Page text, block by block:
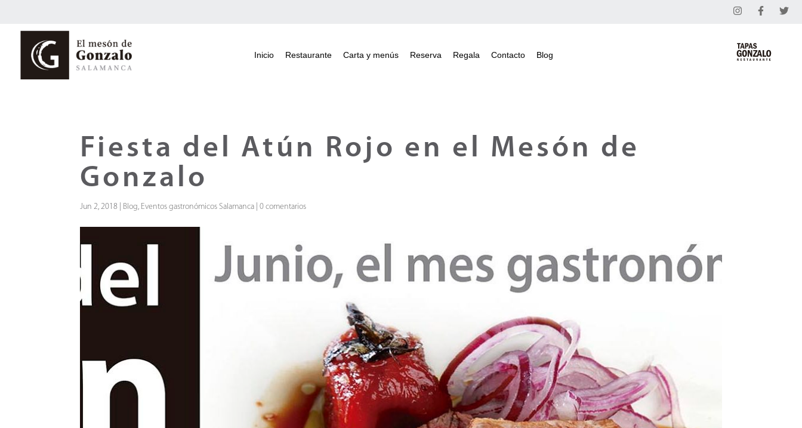
Inicio Restaurante Carta y menús Reserva Regala Contacto Blog
Fiesta del Atún Rojo en el Mesón de
Gonzalo
Jun 2, 2018 Blog, Eventos gastronómicos Salamanca |0 comentarios